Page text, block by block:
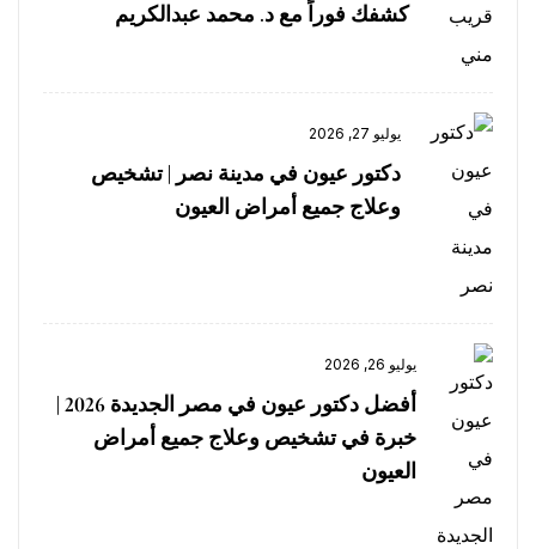
كشفك فوراً مع د. محمد عبدالكريم
يوليو 27, 2026
دكتور عيون في مدينة نصر | تشخيص
وعلاج جميع أمراض العيون
يوليو 26, 2026
أفضل دكتور عيون في مصر الجديدة 2026 |
خبرة في تشخيص وعلاج جميع أمراض
العيون